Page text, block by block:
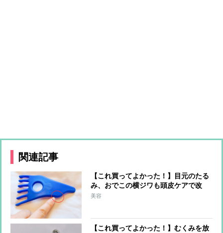
関連記事
【これ買ってよかった！】目元のたる
み、おでこの横ジワも頭皮ケアで改
善！美顔トレーナーが愛用する“ヘッ
美容
【これ買ってよかった！】むくみを放